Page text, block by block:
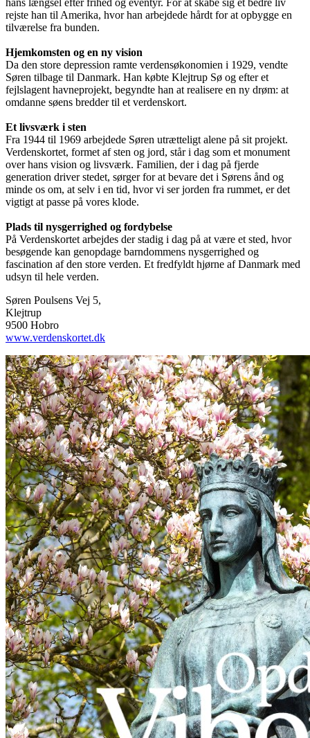
hans længsel efter frihed og eventyr. For at skabe sig et bedre liv
rejste han til Amerika, hvor han arbejdede hårdt for at opbygge en
tilværelse fra bunden.
Hjemkomsten og en ny vision
Da den store depression ramte verdensøkonomien i 1929, vendte
Søren tilbage til Danmark. Han købte Klejtrup Sø og efter et
fejlslagent havneprojekt, begyndte han at realisere en ny drøm: at
omdanne søens bredder til et verdenskort.
Et livsværk i sten
Fra 1944 til 1969 arbejdede Søren utrætteligt alene på sit projekt.
Verdenskortet, formet af sten og jord, står i dag som et monument
over hans vision og livsværk. Familien, der i dag på fjerde
generation driver stedet, sørger for at bevare det i Sørens ånd og
minde os om, at selv i en tid, hvor vi ser jorden fra rummet, er det
vigtigt at passe på vores klode.
Plads til nysgerrighed og fordybelse
På Verdenskortet arbejdes der stadig i dag på at være et sted, hvor
besøgende kan genopdage barndommens nysgerrighed og
fascination af den store verden. Et fredfyldt hjørne af Danmark med
udsyn til hele verden.
Søren Poulsens Vej 5,
Klejtrup
9500 Hobro
www.verdenskortet.dk